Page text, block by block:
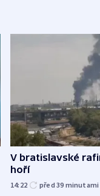
V bratislavské
hoří
14:22 před 39 minutami